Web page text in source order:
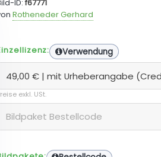
ID:f67771
Rotheneder Gerhard
Verwendung
exkl. USt.